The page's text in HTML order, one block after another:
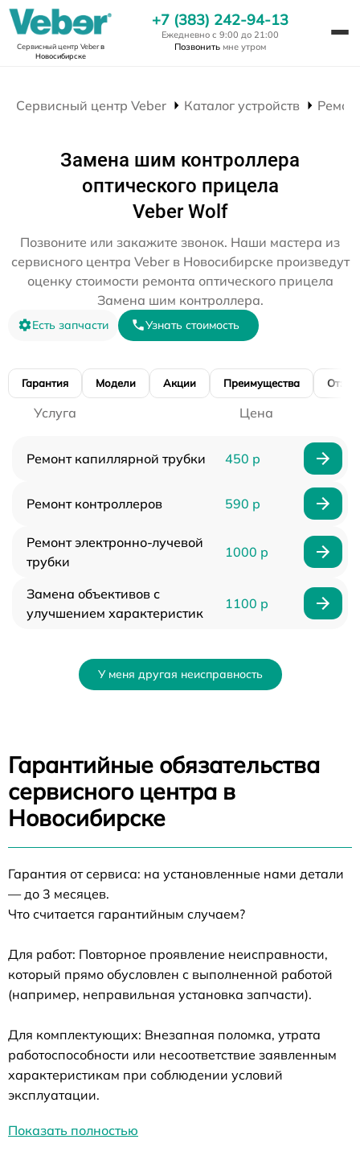
Сервисный центр Veberв
Новосибирске
+7 (383) 242-94-13
Ежедневно с 9:00 до 21:00
Позвонить мне утром
Сервисный центр Veber Каталог устройств
Замена шим контроллера
оптического прицела
Veber Wolf
Позвоните или закажите звонок. Наши мастера из
сервисного центра Veber в Новосибирске произведут
оценку стоимости ремонта оптического прицела
Замена шим контроллера.
Есть запчасти Узнать стоимость
Гарантия Модели Акции Преимущества
Услуга Цена
Ремонт капиллярной трубки 450 р
Ремонт контроллеров 590 р
Ремонт электронно-лучевой
трубки
1000 р
Замена объективов с
улучшением характеристик
1100 р
У меня другая неисправность
Гарантийные обязательства
сервисного центра в
Новосибирске
Гарантия от сервиса: на установленные нами детали
— до 3 месяцев.
Что считается гарантийным случаем?
Для работ: Повторное проявление неисправности,
который прямо обусловлен с выполненной работой
(например, неправильная установка запчасти).
Для комплектующих: Внезапная поломка, утрата
работоспособности или несоответствие заявленным
характеристикам при соблюдении условий
эксплуатации.
Показать полностью